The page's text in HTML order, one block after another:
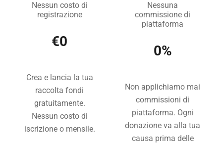
Nessun costo di
registrazione
€0
Crea e lancia la tua
raccolta fondi
gratuitamente.
Nessun costo di
iscrizione o mensile.
Nessuna
commissione di
piattaforma
0%
Non applichiamo mai
commissioni di
piattaforma. Ogni
donazione va alla tua
causa prima delle